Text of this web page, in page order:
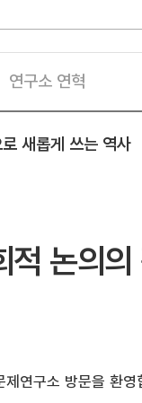
연구소 연혁
새롭게 쓰는 역사
적 논의의
제연구소 방문을 환영